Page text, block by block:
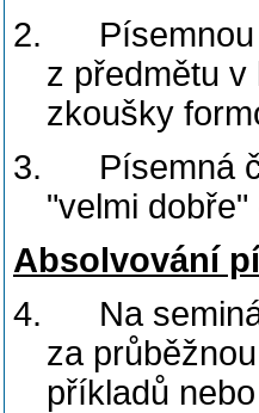
2.
z předmětu
zkoušky
3.
Písemná
"velmi
Absolvování
4.
Na
za
příkladů